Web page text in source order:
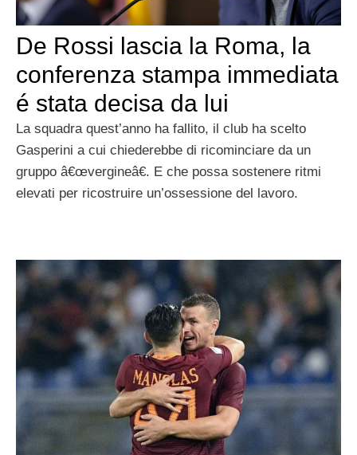
De Rossi lascia la Roma, la
conferenza stampa immediata
é stata decisa da lui
La squadra quest’anno ha fallito, il club ha scelto
Gasperini a cui chiederebbe di ricominciare da un
gruppo â€œvergineâ€. E che possa sostenere ritmi
elevati per ricostruire un’ossessione del lavoro.